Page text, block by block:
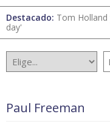
Destacado: Tom Holland
day'
Paul Freeman